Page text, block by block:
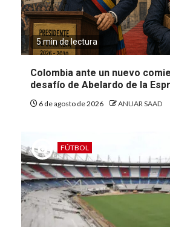
5 min de lectura
Colombia ante un nuevo
desafío de Abelardo de la
6 de agosto de 2026 ANUAR SAAD
FÚTBOL